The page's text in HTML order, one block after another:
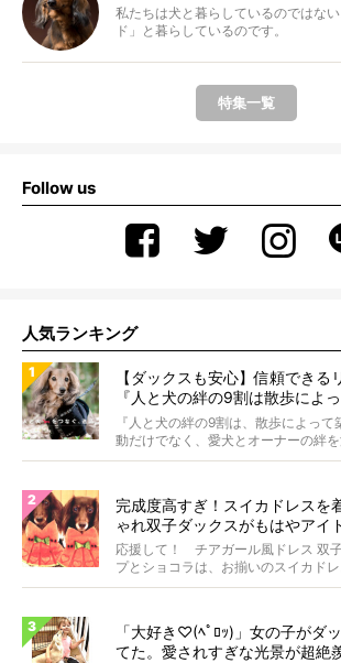
私たちは犬と暮らしているのではな
ド」と暮らしているのです。
特集一覧
Follow us
人気ランキング
【ダックスも安心】信頼できる
『人と犬の絆の9割は散歩によ
WOLFGANG MAN＆BEAST〜
『人と犬の絆の9割は、散歩によっ
動だけでなく、愛犬とオーナーの絆
あ...
完成度高すぎ！スイカドレスを
ゃれ双子ダックスがもはやアイ
応援して！ チアガール風ドレス 双
プとショコラは、お揃いのスイカド
ます...
「大好き♡(ﾍﾟﾛｯ)」女の子がダ
てた。愛されすぎな光景が超絶